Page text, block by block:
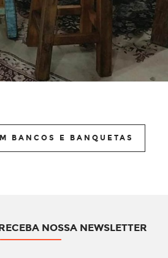
BANCOS E BANQUETAS
NOSSA NEWSLETTER